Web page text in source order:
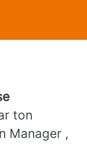
ton
Manager ,